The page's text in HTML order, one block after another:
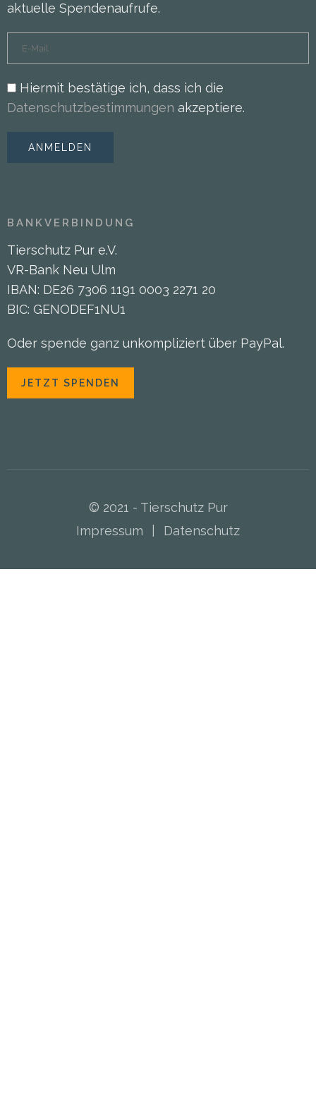
aktuelle Spendenaufrufe.
Hiermit bestätige ich, dass ich die
Datenschutzbestimmungen akzeptiere.
BANKVERBINDUNG
Tierschutz Pur e.V.
VR-Bank Neu Ulm
IBAN: DE26 7306 1191 0003 2271 20
BIC: GENODEF1NU1
Oder spende ganz unkompliziert über PayPal.
JETZT SPENDEN
© 2021 - Tierschutz Pur
Impressum
Datenschutz